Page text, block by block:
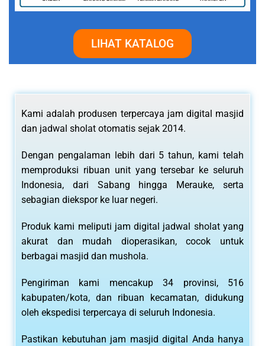
LIHAT KATALOG
Kami adalah produsen terpercaya jam digital masjid
dan jadwal sholat otomatis sejak 2014.
Dengan pengalaman lebih dari 5 tahun, kami telah
memproduksi ribuan unit yang tersebar ke seluruh
Indonesia, dari Sabang hingga Merauke, serta
sebagian diekspor ke luar negeri.
Produk kami meliputi jam digital jadwal sholat yang
akurat dan mudah dioperasikan, cocok untuk
berbagai masjid dan mushola.
Pengiriman kami mencakup 34 provinsi, 516
kabupaten/kota, dan ribuan kecamatan, didukung
oleh ekspedisi terpercaya di seluruh Indonesia.
Pastikan kebutuhan jam masjid digital Anda hanya